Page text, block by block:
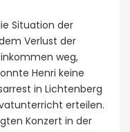
Situation der
Verlust der
weg,
Henri keine
in Lichtenberg
erteilen.
Konzert in der